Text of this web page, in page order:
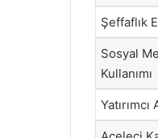
Şeffaflık
Sosyal
Kullanımı
Yatırımcı